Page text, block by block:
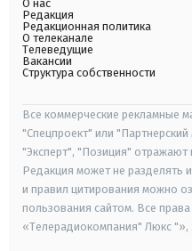
О нас
Редакция
Редакционная политика
О телеканале
Телеведущие
Вакансии
Структура собственности
Все коммерческие рекламные
"Спецпроект" или
"Эксперт", "Позиция" отражают
Редакция может не разделять
и правил цитирования можно
пользования сайтом. Все
«Телерадиокомпания" Люкс "»,